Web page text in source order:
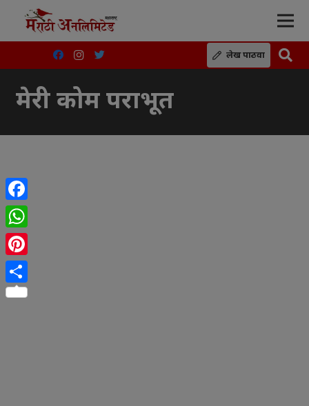
लेख पाठवा
मेरी कोम पराभूत
Facebook
WhatsApp
Pinterest
Share